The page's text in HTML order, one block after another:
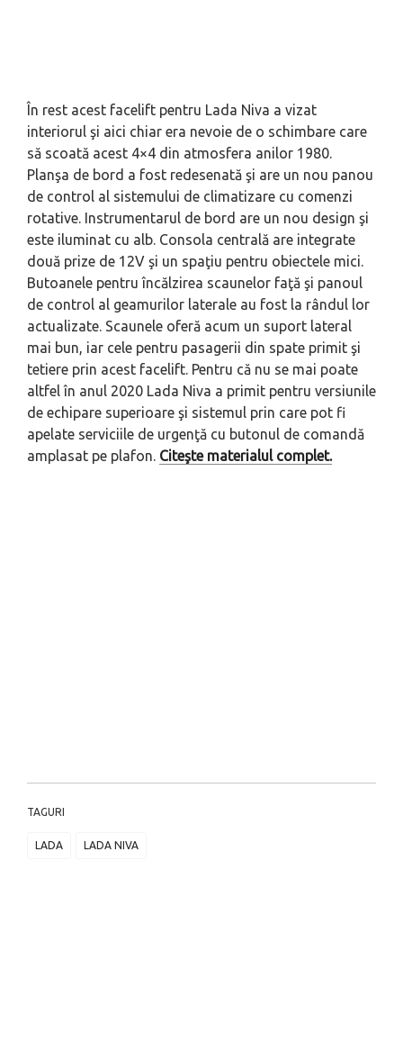
În rest acest facelift pentru Lada Niva a vizat
interiorul şi aici chiar era nevoie de o schimbare care
să scoată acest 4×4 din atmosfera anilor 1980.
Planşa de bord a fost redesenată şi are un nou panou
de control al sistemului de climatizare cu comenzi
rotative. Instrumentarul de bord are un nou design şi
este iluminat cu alb. Consola centrală are integrate
două prize de 12V şi un spaţiu pentru obiectele mici.
Butoanele pentru încălzirea scaunelor faţă şi panoul
de control al geamurilor laterale au fost la rândul lor
actualizate. Scaunele oferă acum un suport lateral
mai bun, iar cele pentru pasagerii din spate primit şi
tetiere prin acest facelift. Pentru că nu se mai poate
altfel în anul 2020 Lada Niva a primit pentru versiunile
de echipare superioare şi sistemul prin care pot fi
apelate serviciile de urgenţă cu butonul de comandă
amplasat pe plafon. Citeşte materialul complet.
TAGURI
LADA LADA NIVA